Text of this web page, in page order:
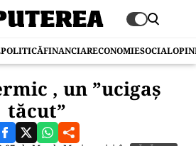
POLITICĂFINANCIARECONOMIESOCIAL
, un ”ucigaș
tăcut”